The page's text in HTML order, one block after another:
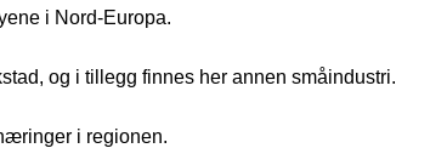
i Nord-Europa.
og i tillegg finnes her annen småindustri.
i regionen.